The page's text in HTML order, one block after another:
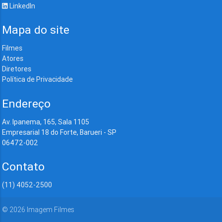
LinkedIn
Mapa do site
Filmes
Atores
Diretores
Política de Privacidade
Endereço
Av. Ipanema, 165, Sala 1105
Empresarial 18 do Forte, Barueri - SP
06472-002
Contato
(11) 4052-2500
© 2026 Imagem Filmes